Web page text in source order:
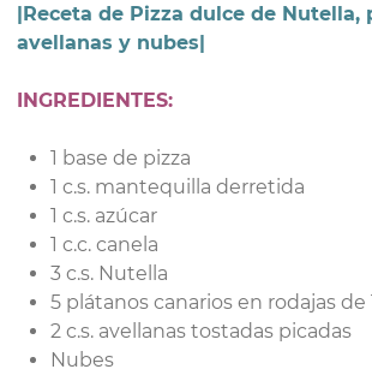
|Receta de Pizza dulce de Nutella,
avellanas y nubes|
INGREDIENTES:
1 base de pizza
1 c.s. mantequilla derretida
1 c.s. azúcar
1 c.c. canela
3 c.s. Nutella
5 plátanos canarios en rodajas de
2 c.s. avellanas tostadas picadas
Nubes